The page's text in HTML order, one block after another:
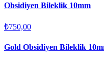
Obsidiyen Bileklik 10mm
₺750,00
Gold Obsidiyen Bileklik